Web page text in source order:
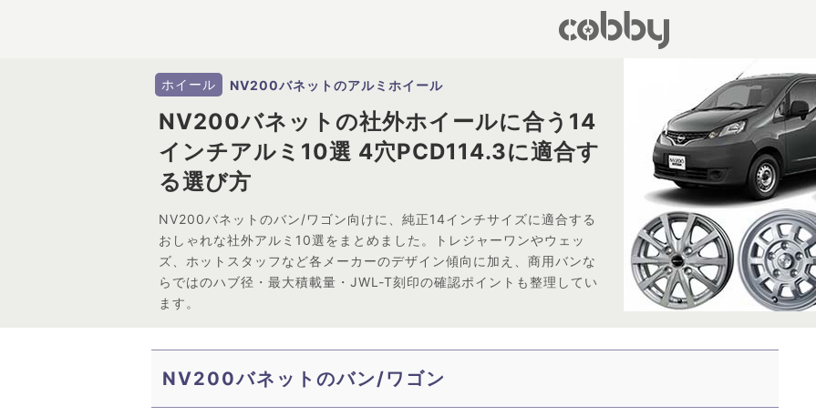
ホイール NV200バネットのアルミホイール
NV200バネットの社外ホイールに合う14
インチアルミ10選 4穴PCD114.3に適合す
る選び方
NV200バネットのバン/ワゴン向けに、純正14インチサイズに適合する
おしゃれな社外アルミ10選をまとめました。トレジャーワンやウェッ
ズ、ホットスタッフなど各メーカーのデザイン傾向に加え、商用バンな
らではのハブ径・最大積載量・JWL-T刻印の確認ポイントも整理してい
ます。
NV200バネットのバン/ワゴン